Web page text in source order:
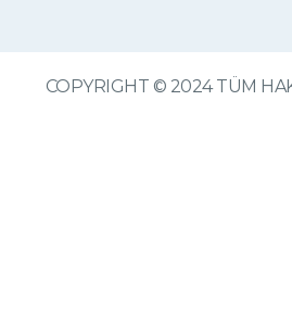
COPYRIGHT © 2024 TÜM